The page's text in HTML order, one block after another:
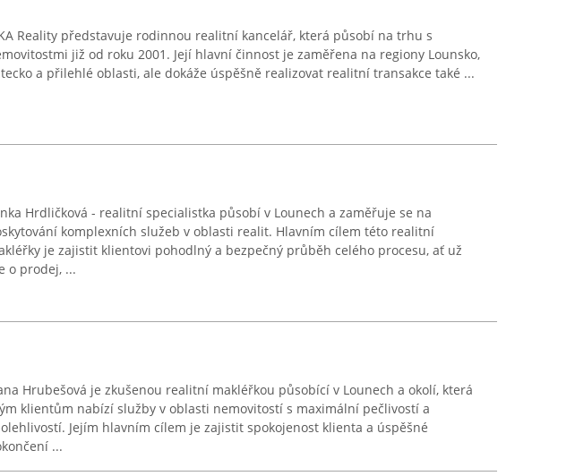
Reality představuje rodinnou realitní kancelář, která působí na trhu s
již od roku 2001. Její hlavní činnost je zaměřena na regiony Lounsko,
a přilehlé oblasti, ale dokáže úspěšně realizovat realitní transakce také ...
Hrdličková - realitní specialistka působí v Lounech a zaměřuje se na
komplexních služeb v oblasti realit. Hlavním cílem této realitní
je zajistit klientovi pohodlný a bezpečný průběh celého procesu, ať už
o prodej, ...
Hrubešová je zkušenou realitní makléřkou působící v Lounech a okolí, která
klientům nabízí služby v oblasti nemovitostí s maximální pečlivostí a
Jejím hlavním cílem je zajistit spokojenost klienta a úspěšné
...